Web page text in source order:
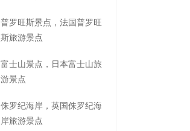
普罗旺斯景点，法国普罗旺
斯旅游景点
富士山景点，日本富士山旅
游景点
侏罗纪海岸，英国侏罗纪海
岸旅游景点